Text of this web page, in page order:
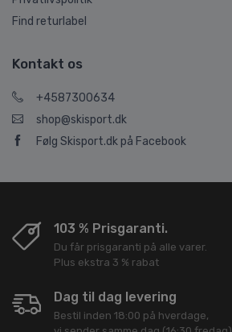
Find returlabel
Kontakt os
+4587300634
shop@skisport.dk
Følg Skisport.dk på Facebook
103 % Prisgaranti.
Du får prisgaranti på alle varer.
Plus ekstra 3 % rabat
Dag til dag levering
Bestil inden 18:00 på hverdage,